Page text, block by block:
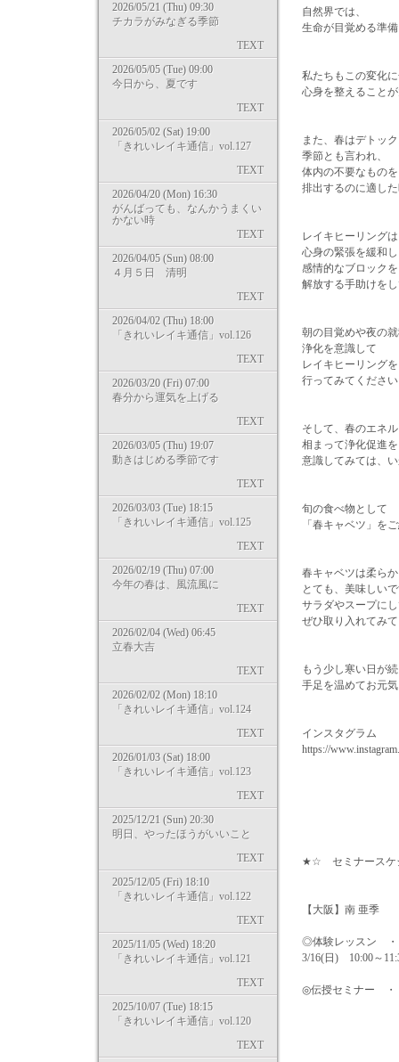
2026/05/21 (Thu) 09:30
チカラがみなぎる季節
TEXT
2026/05/05 (Tue) 09:00
今日から、夏です
TEXT
2026/05/02 (Sat) 19:00
「きれいレイキ通信」vol.127
TEXT
2026/04/20 (Mon) 16:30
がんばっても、なんかうまくい
かない時
TEXT
2026/04/05 (Sun) 08:00
４月５日 清明
TEXT
2026/04/02 (Thu) 18:00
「きれいレイキ通信」vol.126
TEXT
2026/03/20 (Fri) 07:00
春分から運気を上げる
TEXT
2026/03/05 (Thu) 19:07
動きはじめる季節です
TEXT
2026/03/03 (Tue) 18:15
「きれいレイキ通信」vol.125
TEXT
2026/02/19 (Thu) 07:00
今年の春は、風流風に
TEXT
2026/02/04 (Wed) 06:45
立春大吉
TEXT
2026/02/02 (Mon) 18:10
「きれいレイキ通信」vol.124
TEXT
2026/01/03 (Sat) 18:00
「きれいレイキ通信」vol.123
TEXT
2025/12/21 (Sun) 20:30
明日、やったほうがいいこと
TEXT
2025/12/05 (Fri) 18:10
「きれいレイキ通信」vol.122
TEXT
2025/11/05 (Wed) 18:20
「きれいレイキ通信」vol.121
TEXT
2025/10/07 (Tue) 18:15
「きれいレイキ通信」vol.120
TEXT
自然界では、
生命が目覚める準
私たちもこの変化
心身を整えること
また、春はデトッ
季節とも言われ、
体内の不要なものを
排出するのに適し
レイキヒーリング
心身の緊張を緩和し
感情的なブロックを
解放する手助けを
朝の目覚めや夜の
浄化を意識して
レイキヒーリングを
行ってみてくださ
そして、春のエネ
相まって浄化促進を
意識してみては、
旬の食べ物として
「春キャベツ」を
春キャベツは柔ら
とても、美味しい
サラダやスープに
ぜひ取り入れてみ
もう少し寒い日が
手足を温めてお元
インスタグラム
https://
★☆ セミナース
【大阪】南 亜季
◎体験レッスン ・
3/16(日) 10:00～
◎伝授セミナー ・